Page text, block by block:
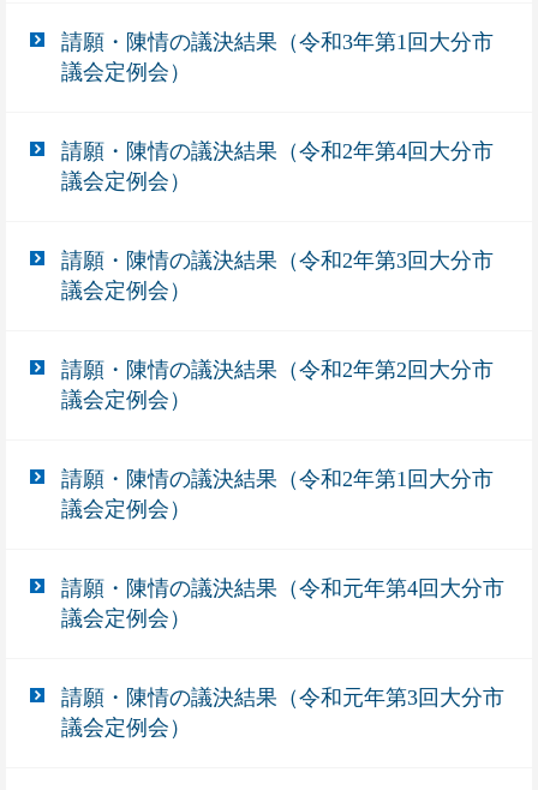
請願・陳情の議決結果（令和3年第1回大分市
議会定例会）
請願・陳情の議決結果（令和2年第4回大分市
議会定例会）
請願・陳情の議決結果（令和2年第3回大分市
議会定例会）
請願・陳情の議決結果（令和2年第2回大分市
議会定例会）
請願・陳情の議決結果（令和2年第1回大分市
議会定例会）
請願・陳情の議決結果（令和元年第4回大分市
議会定例会）
請願・陳情の議決結果（令和元年第3回大分市
議会定例会）